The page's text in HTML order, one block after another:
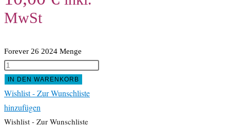
MwSt
Forever 26 2024 Menge
IN DEN WARENKORB
Wishlist - Zur Wunschliste
hinzufügen
Wishlist - Zur Wunschliste